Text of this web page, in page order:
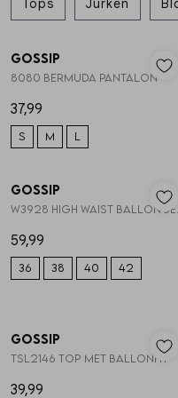
T-shirts
Truien
Blazers & gilets
Rokken
Jumpsuits & playsuits
Giftboxen
Steentje/bedel
Enkelbandjes
Overige Sieraden
Zonnebrillen
Sokken
Petten & Mutsen
Woonaccessoires
Tops Jurken
1/2
Gossip
8080 BERMUDA PANTALON
37,99
S M L
1/2
Gossip
59,99
36 38 40 42
1/2
Gossip
TSL2146 TOP MET BALLONFIT
39,99